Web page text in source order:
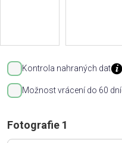
Kontrola nahraných dat
Možnost vrácení do 60 dní
Fotografie 1